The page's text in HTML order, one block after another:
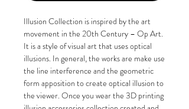
Illusion Collection is inspired by the art
movement in the 20th Century – Op Art.
It is a style of visual art that uses optical
illusions. In general, the works are make use
the line interference and the geometric
form apposition to create optical illusion to
the viewer. Once you wear the 3D printing